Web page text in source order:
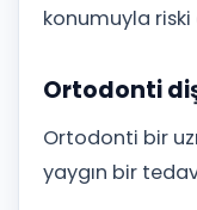
konumuyla
Ortodonti
Ortodonti bir
yaygın bir